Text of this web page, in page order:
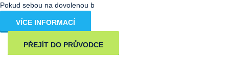
Pokud sebou na dovolenou b
VÍCE INFORMACÍ
PŘEJÍT DO PRŮVODCE